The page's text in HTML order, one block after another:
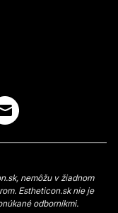
nemôžu v žiadnom
Estheticon.sk nie je
odborníkmi.